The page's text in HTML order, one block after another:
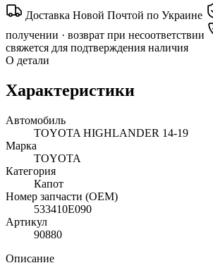
Доставка Новой Почтой по Украине
получении · возврат при несоответствии
свяжется для подтверждения наличия
О детали
Характеристики
Автомобиль
TOYOTA HIGHLANDER 14-19
Марка
TOYOTA
Категория
Капот
Номер запчасти (OEM)
533410E090
Артикул
90880
Описание